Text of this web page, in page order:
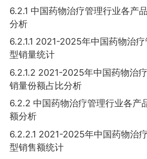
6.2.1 中国药物治疗管理行业各产
分析
6.2.1.1 2021-2025年中国药物治
型销量统计
6.2.1.2 2021-2025年中国药物治
销量份额占比分析
6.2.2 中国药物治疗管理行业各产
额分析
6.2.2.1 2021-2025年中国药物治
型销售额统计